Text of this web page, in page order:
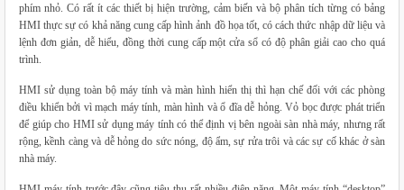
phím nhỏ. Có rất ít các thiết bị hiện trường, cảm biến và bộ phân tích từng có bảng
HMI thực sự có khả năng cung cấp hình ảnh đồ họa tốt, có cách thức nhập dữ liệu và
lệnh đơn giản, dễ hiểu, đồng thời cung cấp một cửa sổ có độ phân giải cao cho quá
trình.
HMI sử dụng toàn bộ máy tính và màn hình hiển thị thì hạn chế đối với các phòng
điều khiển bởi vì mạch máy tính, màn hình và ổ đĩa dễ hỏng. Vỏ bọc được phát triển
để giúp cho HMI sử dụng máy tính có thể định vị bên ngoài sàn nhà máy, nhưng rất
rộng, kềnh càng và dễ hỏng do sức nóng, độ ẩm, sự rửa trôi và các sự cố khác ở sàn
nhà máy.